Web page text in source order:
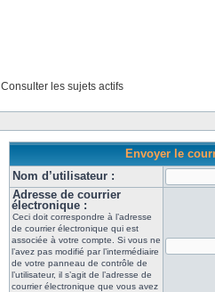
Consulter les sujets actifs
Envoyer le
Nom d’utilisateur :
Adresse de courrier
électronique :
Ceci doit correspondre à l’adresse
de courrier électronique qui est
associée à votre compte. Si vous ne
l’avez pas modifié par l’intermédiaire
de votre panneau de contrôle de
l’utilisateur, il s’agit de l’adresse de
courrier électronique que vous avez